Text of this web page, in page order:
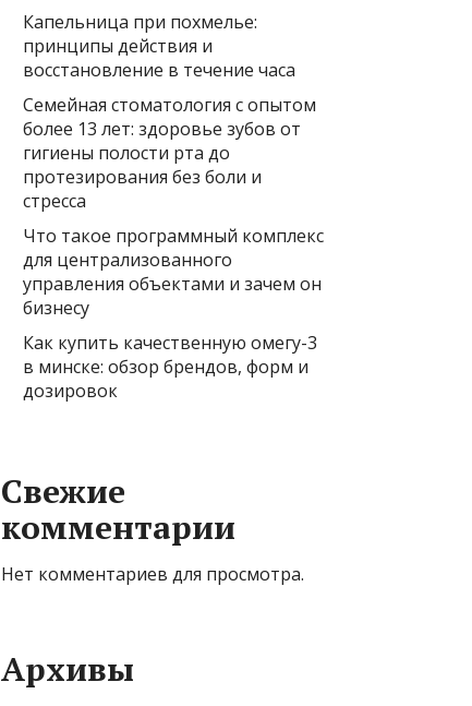
Капельница при похмелье:
принципы действия и
восстановление в течение часа
Семейная стоматология с опытом
более 13 лет: здоровье зубов от
гигиены полости рта до
протезирования без боли и
стресса
Что такое программный комплекс
для централизованного
управления объектами и зачем он
бизнесу
Как купить качественную омегу-3
в минске: обзор брендов, форм и
дозировок
Свежие
комментарии
Нет комментариев для просмотра.
Архивы